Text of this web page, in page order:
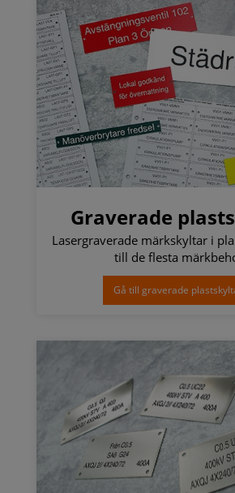
Graverade
Lasergraverade märkskyltar i
till de flesta
Gå till graverade